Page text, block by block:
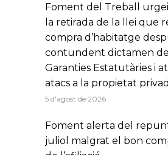
Foment del Treball
la retirada de la llei que
compra d’habitatge
contundent dictamen
Garanties Estatutàries i
atacs a la propietat
5 d'agost de 2026
Foment alerta del
juliol malgrat el bon